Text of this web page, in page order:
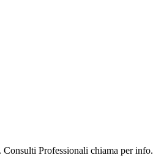
Professionali chiama per info.